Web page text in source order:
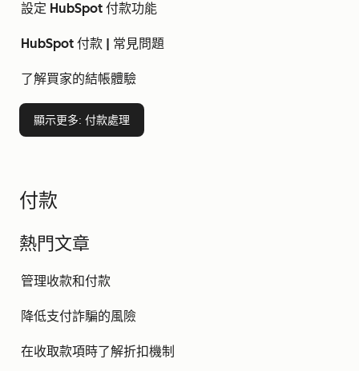
設定 HubSpot 付款功能
HubSpot 付款 | 常見問題
了解買家的結帳體驗
顯示更多: 付款處理
付款
熱門文章
管理收款和付款
降低支付詐騙的風險
在收取款項時了解折扣機制